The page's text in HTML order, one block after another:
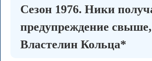
Сезон 1976. Ники
предупреждение
Властелин Кольца*